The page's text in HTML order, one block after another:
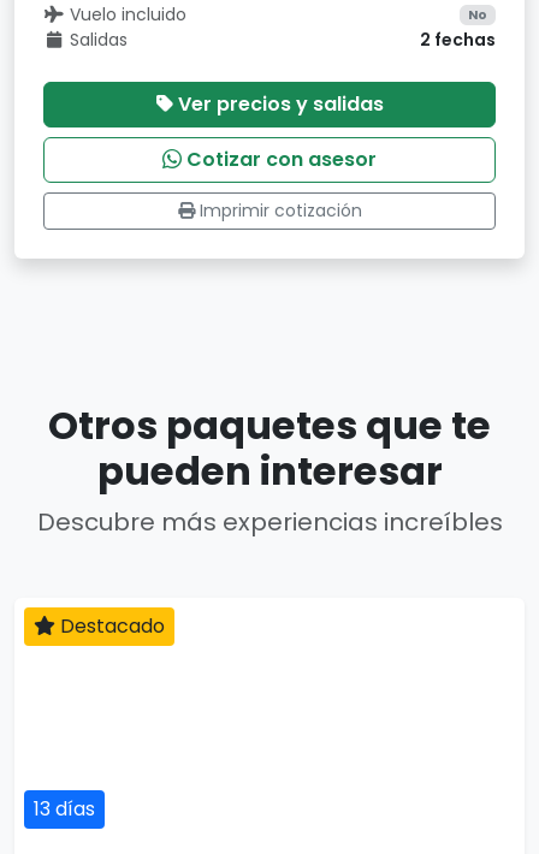
Vuelo incluido No
Salidas 2 fechas
Ver precios y salidas
Cotizar con asesor
Imprimir cotización
Otros paquetes que te
pueden interesar
Descubre más experiencias increíbles
13 días
Destacado